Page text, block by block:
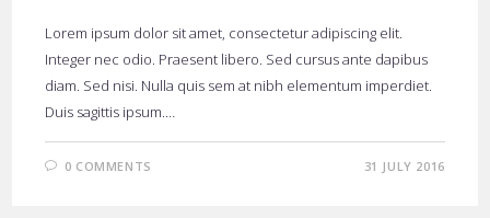
Lorem ipsum dolor sit amet, consectetur adipiscing elit.
Integer nec odio. Praesent libero. Sed cursus ante dapibus
diam. Sed nisi. Nulla quis sem at nibh elementum imperdiet.
Duis sagittis ipsum.…
0 COMMENTS 31 JULY 2016